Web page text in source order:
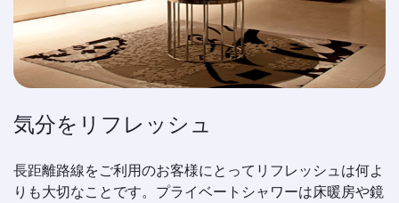
気分をリフレッシュ
長距離路線をご利用のお客様にとってリフレッシュは何よ
りも大切なことです。プライベートシャワーは床暖房や鏡